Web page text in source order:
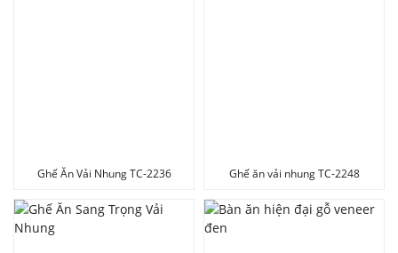
Ghế Ăn Vải Nhung TC-2236 Ghế ăn vải nhung TC-2248